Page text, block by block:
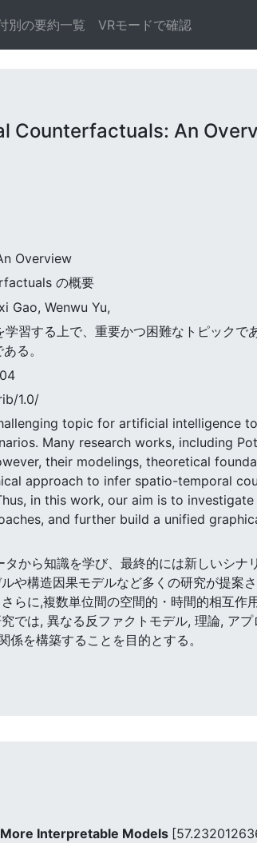
別の要約一覧 VRモードで確認
Counterfactuals: An
Overview
の概要
Gao, Wenwu Yu,
習する上で、重要かつ困難なトピックで
る。
1.0/
topic for artificial intelligence
Many research works, including
their modelings, theoretical
approach to infer spatio-temporal
in this work, our aim is to
and further build a unified
から知識を学び、最終的には新しいシナ
や構造因果モデルなど多くの研究が提案
らに,複数単位間の空間的・時間的相互作
では, 異なる反ファクトモデル, 理論, ア
を構築することを目的とする。
Interpretable Models